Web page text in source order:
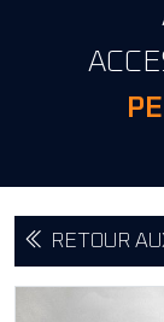
RETOUR